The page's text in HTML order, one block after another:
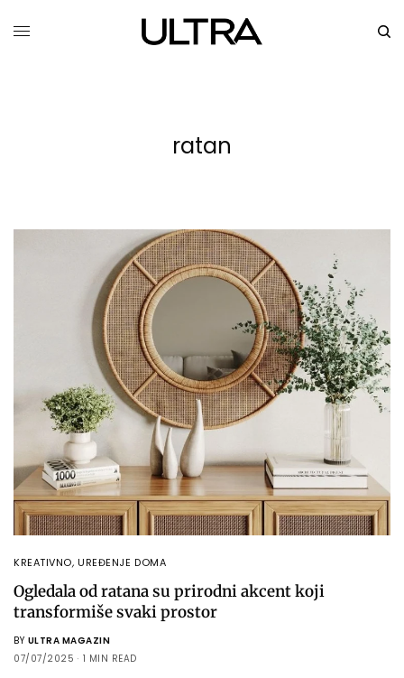
ratan
KREATIVNO,UREĐENJE DOMA
Ogledala od ratana su prirodni akcent koji
transformiše svaki prostor
BY ULTRA MAGAZIN
07/07/2025
1 MIN READ